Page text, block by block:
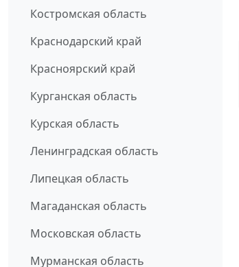
Костромская область
Краснодарский край
Красноярский край
Курганская область
Курская область
Ленинградская область
Липецкая область
Магаданская область
Московская область
Мурманская область